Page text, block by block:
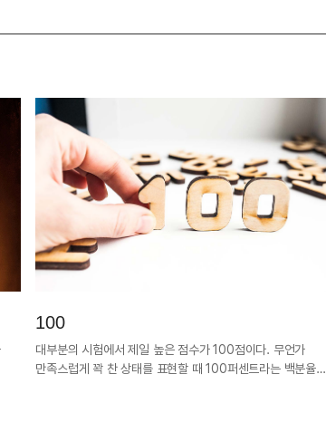
100
대부분의 시험에서 제일 높은 점수가 100점이다. 무언가
만족스럽게 꽉 찬 상태를 표현할 때 100퍼센트라는 백분율…